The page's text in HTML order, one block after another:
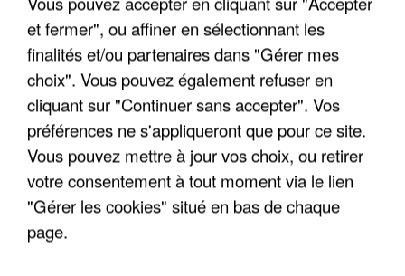
APRÈS TOUTES CES CANICULES, LES REFUGES
DE FAUNE SAUVAGE SONT...
et fermer", ou affiner en sélectionnant les
finalités et/ou partenaires dans "Gérer mes
choix". Vous pouvez également refuser en
cliquant sur "Continuer sans accepter". Vos
préférences ne s'appliqueront que pour ce site.
Vous pouvez mettre à jour vos choix, ou retirer
votre consentement à tout moment via le lien
"Gérer les cookies" situé en bas de chaque
page.